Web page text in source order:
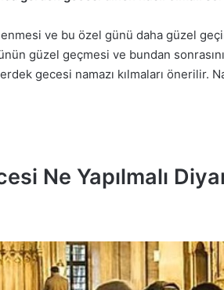
ve bu özel günü daha güzel
güzel geçmesi ve bundan
gecesi namazı kılmaları önerilir.
Ne Yapılmalı